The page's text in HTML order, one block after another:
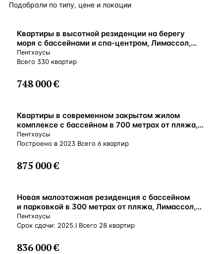
Подобрали по типу, цене и локации
ВНЖ
Квартиры в высотной резиденции на берегу
моря с бассейнами и спа-центром, Лимассол,
Кипр
Пентхаусы
Всего 330 квартир
748 000 €
ВНЖ
Квартиры в современном закрытом жилом
комплексе с бассейном в 700 метрах от пляжа,
Гермасойя, Кипр
Пентхаусы
Построено в 2023 Всего 6 квартир
875 000 €
ВНЖ
Новая малоэтажная резиденция с бассейном
и парковкой в 300 метрах от пляжа, Лимассол,
Кипр
Пентхаусы
Срок сдачи: 2025.I Всего 28 квартир
836 000 €